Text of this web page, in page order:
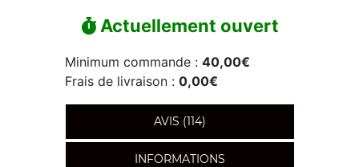
Actuellement ouvert
Minimum commande : 40,00€
Frais de livraison : 0,00€
AVIS (114)
INFORMATIONS